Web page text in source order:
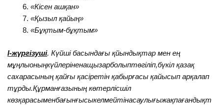
«Кісен ашқан»
«Қызыл қайың»
«Бұқтым-бұқтым»
I-жүргізуші. Күйші басындағы қйындықтар мен ең
мұңлыоныңкүйлеріненащызарболыптөгіліп,бүкіл қазақ
сахарасының қайғы қасіретін қабырғасы қайысып арқалап
тұрды.Құрманғазының көтерлісшіл
көзқарасыменбағынғысыкелмейтінасаулығыжақпағандықт